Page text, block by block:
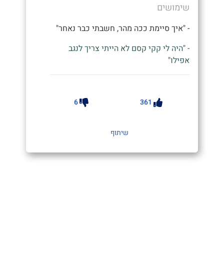
שימושים
- "איך סיימת ככה מהר, חשבתי כבר נאחר"
- "היה לי קקי קסם לא הייתי צריך לנגב
אפילו"
361
6
שיתוף